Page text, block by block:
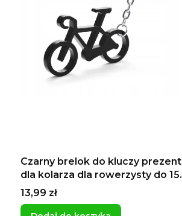
Czarny brelok do kluczy prezent
dla kolarza dla rowerzysty do 15
zł zawieszka do kluczyków do
samochodu
Cena
13,99 zł